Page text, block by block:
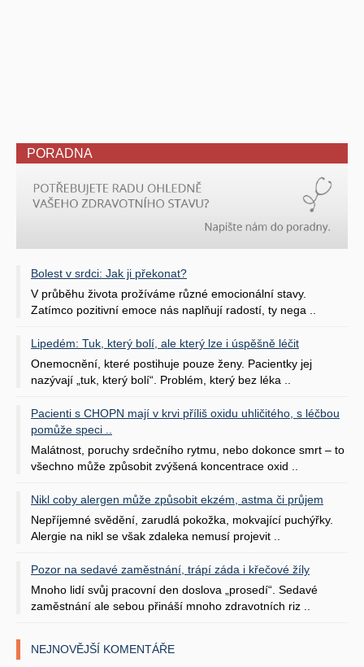
PORADNA
Bolest v srdci: Jak ji překonat?
V průběhu života prožíváme různé emocionální stavy.
Zatímco pozitivní emoce nás naplňují radostí, ty nega ..
Lipedém: Tuk, který bolí, ale který lze i úspěšně léčit
Onemocnění, které postihuje pouze ženy. Pacientky jej
nazývají „tuk, který bolí“. Problém, který bez léka ..
Pacienti s CHOPN mají v krvi příliš oxidu uhličitého, s léčbou
pomůže speci ..
Malátnost, poruchy srdečního rytmu, nebo dokonce smrt – to
všechno může způsobit zvýšená koncentrace oxid ..
Nikl coby alergen může způsobit ekzém, astma či průjem
Nepříjemné svědění, zarudlá pokožka, mokvající puchýřky.
Alergie na nikl se však zdaleka nemusí projevit ..
Pozor na sedavé zaměstnání, trápí záda i křečové žíly
Mnoho lidí svůj pracovní den doslova „prosedí“. Sedavé
zaměstnání ale sebou přináší mnoho zdravotních riz ..
NEJNOVĚJŠÍ KOMENTÁŘE